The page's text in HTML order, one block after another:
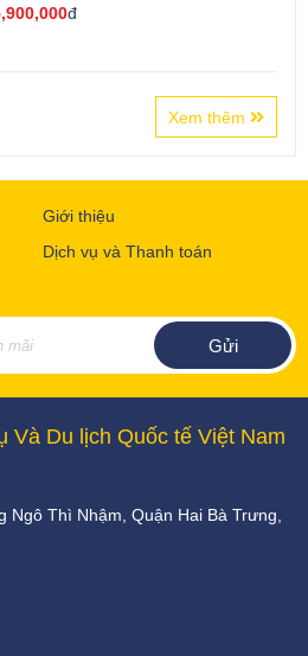
đ
Xem thêm
Giới thiệu
Dịch vụ và Thanh toán
Và Du lịch Quốc tế Việt Nam
Ngô Thì Nhậm, Quận Hai Bà Trưng,